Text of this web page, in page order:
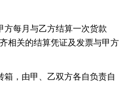
方每月与乙方结算一次货款
相关的结算凭证及发票与甲方
箱，由甲、乙双方各自负责自